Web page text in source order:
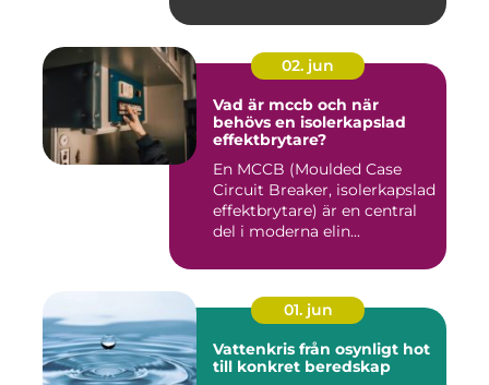
02. jun
Vad är mccb och när
behövs en isolerkapslad
effektbrytare?
En MCCB (Moulded Case
Circuit Breaker, isolerkapslad
effektbrytare) är en central
del i moderna elin...
01. jun
Vattenkris från osynligt hot
till konkret beredskap